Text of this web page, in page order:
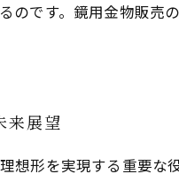
のです。鏡用金物販
来展望
想形を実現する重要